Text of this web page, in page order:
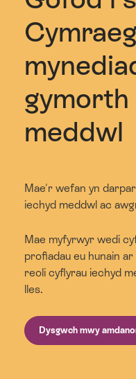
gymorth
meddwl
Mae'r wefan yn
iechyd meddwl ac
Mae myfyrwyr wedi
profiadau eu hunain
reoli cyflyrau iechyd
lles.
Dysgwch mwy